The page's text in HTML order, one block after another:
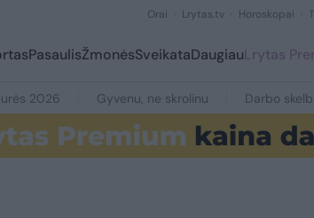
Orai Lrytas.tv Horoskopai
PasaulisŽmonėsSveikataDaugiauLrytas
2026 Gyvenu, ne skrolinu Darbo